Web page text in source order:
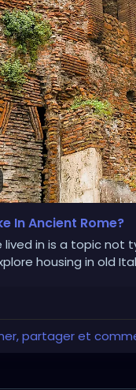
In Ancient Rome?
in is a topic not
housing in old
partager et